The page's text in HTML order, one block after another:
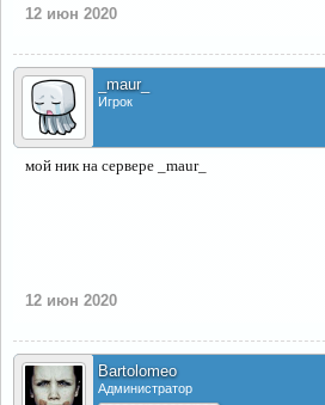
12 июн 2020
_maur_
Игрок
мой ник на сервере _maur_
12 июн 2020
Bartolomeo
Администратор